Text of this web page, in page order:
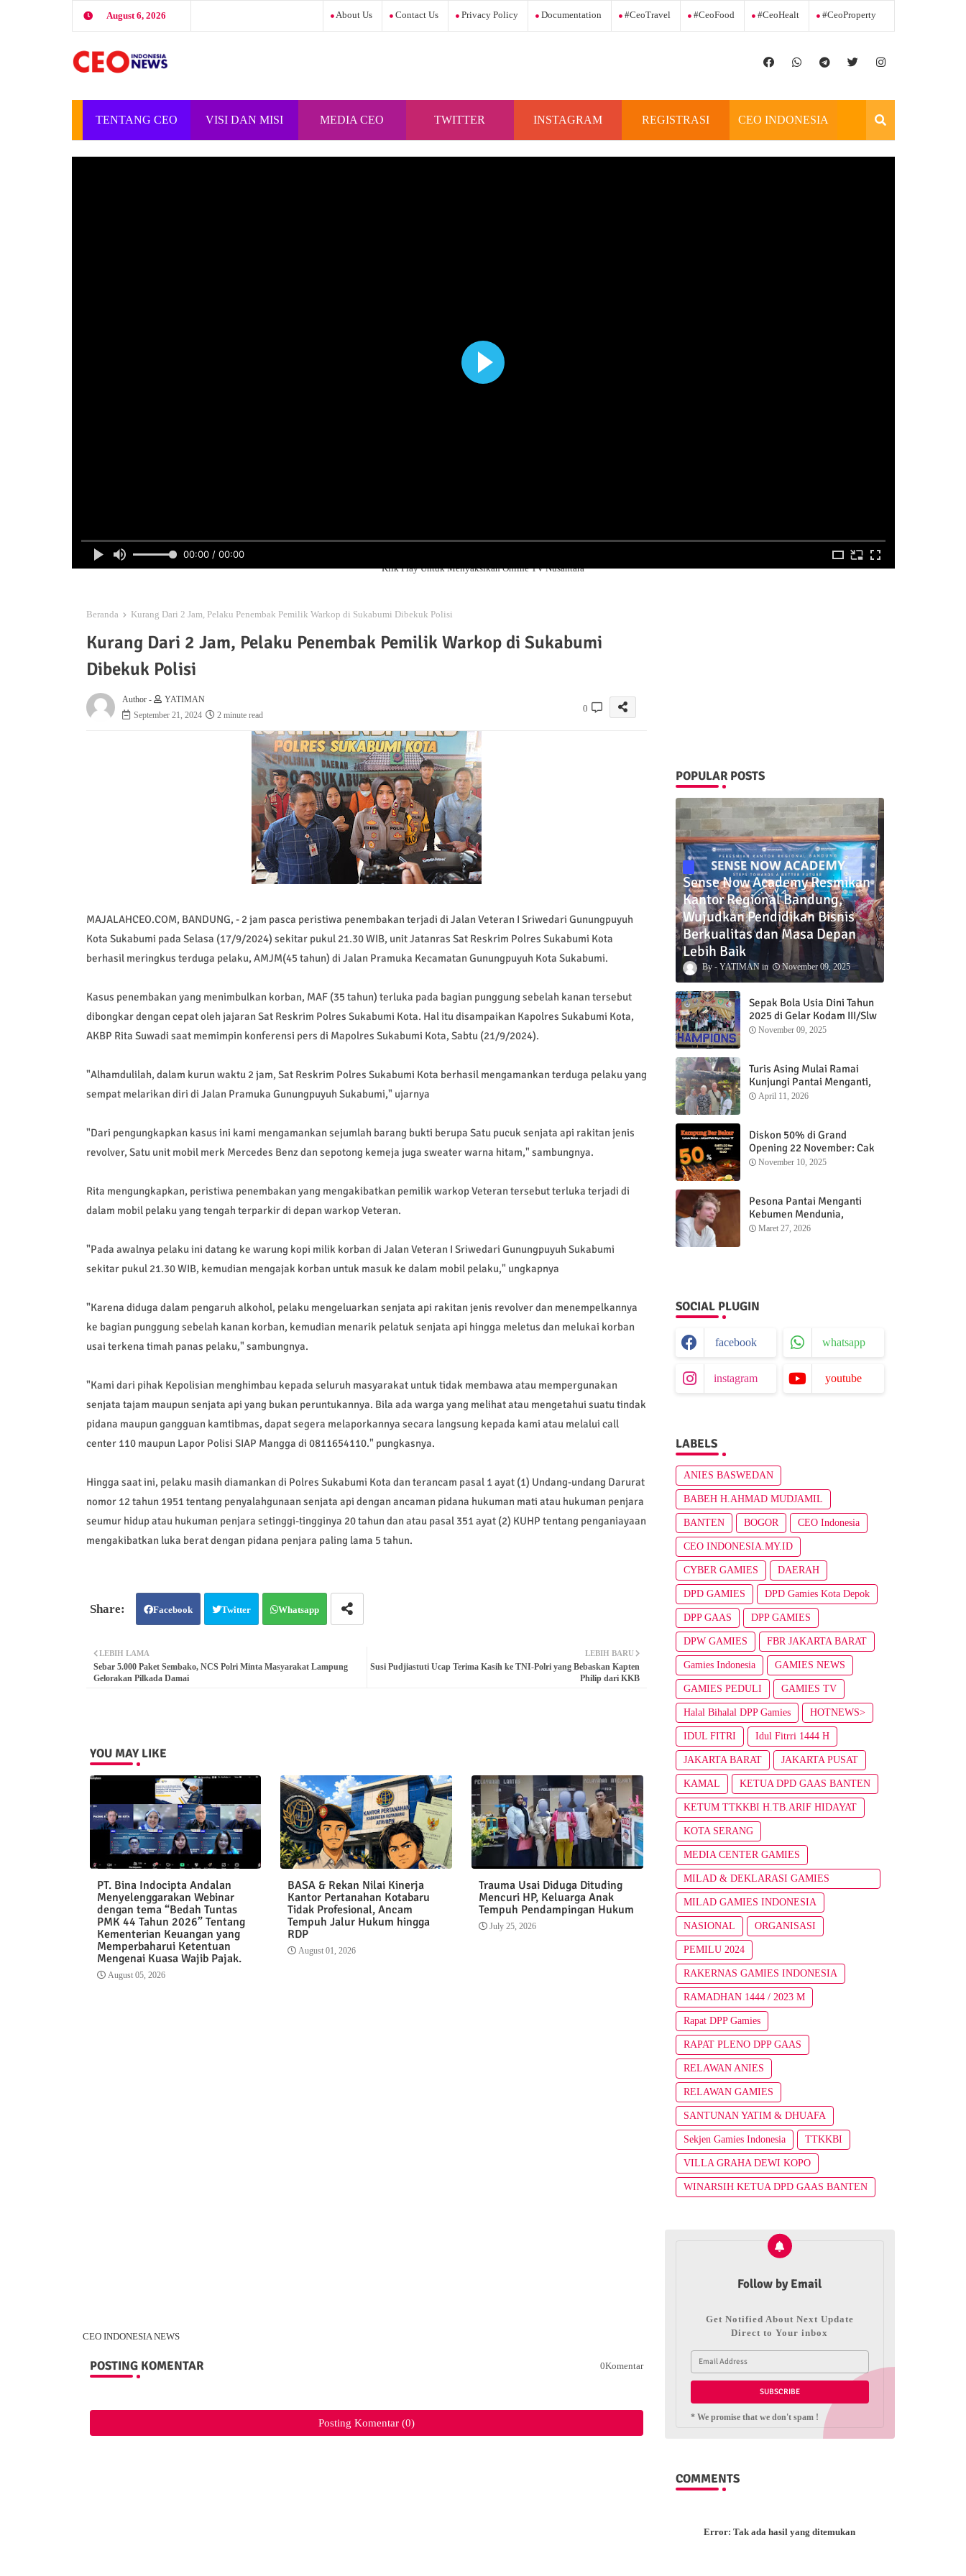
August 6, 2026 About Us Contact Us Privacy Policy Documentation #ceoTravel #ceoFood #ceoHealt #ceoProperty
TENTANG CEO
INDONESIA
VISI DAN MISI
CEO INDONESIA
MEDIA CEO
INDONESIA
TWITTER INSTAGRAM REGISTRASI CEO INDONESIA
OFFICIAL
00:00 / 00:00
Klik Play Untuk Menyaksikan Online TV Nusantara
Beranda Kurang Dari 2 Jam, Pelaku Penembak Pemilik Warkop di Sukabumi Dibekuk Polisi
Kurang Dari 2 Jam, Pelaku Penembak Pemilik Warkop di Sukabumi
Dibekuk Polisi
Author -
YATIMAN
September 21, 2024
2 minute read
0
MAJALAHCEO.COM, BANDUNG, - 2 jam pasca peristiwa penembakan terjadi di Jalan Veteran I Sriwedari Gunungpuyuh
Kota Sukabumi pada Selasa (17/9/2024) sekitar pukul 21.30 WIB, unit Jatanras Sat Reskrim Polres Sukabumi Kota
berhasil meringkus terduga pelaku, AMJM(45 tahun) di Jalan Pramuka Kecamatan Gunungpuyuh Kota Sukabumi.
Kasus penembakan yang menimbulkan korban, MAF (35 tahun) terluka pada bagian punggung sebelah kanan tersebut
dibongkar dengan cepat oleh jajaran Sat Reskrim Polres Sukabumi Kota. Hal itu disampaikan Kapolres Sukabumi Kota,
AKBP Rita Suwadi saat memimpin konferensi pers di Mapolres Sukabumi Kota, Sabtu (21/9/2024).
"Alhamdulilah, dalam kurun waktu 2 jam, Sat Reskrim Polres Sukabumi Kota berhasil mengamankan terduga pelaku yang
sempat melarikan diri di Jalan Pramuka Gunungpuyuh Sukabumi," ujarnya
"Dari pengungkapkan kasus ini kami mengamankan sejumlah barang bukti berupa Satu pucuk senjata api rakitan jenis
revolver, Satu unit mobil merk Mercedes Benz dan sepotong kemeja juga sweater warna hitam," sambungnya.
Rita mengungkapkan, peristiwa penembakan yang mengakibatkan pemilik warkop Veteran tersebut terluka terjadi di
dalam mobil pelaku yang tengah terparkir di depan warkop Veteran.
"Pada awalnya pelaku ini datang ke warung kopi milik korban di Jalan Veteran I Sriwedari Gunungpuyuh Sukabumi
sekitar pukul 21.30 WIB, kemudian mengajak korban untuk masuk ke dalam mobil pelaku," ungkapnya
"Karena diduga dalam pengaruh alkohol, pelaku mengeluarkan senjata api rakitan jenis revolver dan menempelkannya
ke bagian punggung sebelah kanan korban, kemudian menarik pelatuk senjata api hingga meletus dan melukai korban
usai terkena timah panas pelaku," sambungnya.
"Kami dari pihak Kepolisian menghimbau kepada seluruh masyarakat untuk tidak membawa atau mempergunakan
senjata tajam maupun senjata api yang bukan peruntukannya. Bila ada warga yang melihat atau mengetahui suatu tindak
pidana maupun gangguan kamtibmas, dapat segera melaporkannya secara langsung kepada kami atau melalui call
center 110 maupun Lapor Polisi SIAP Mangga di 0811654110." pungkasnya.
Hingga saat ini, pelaku masih diamankan di Polres Sukabumi Kota dan terancam pasal 1 ayat (1) Undang-undang Darurat
nomor 12 tahun 1951 tentang penyalahgunaan senjata api dengan ancaman pidana hukuman mati atau hukuman penjara
seumur hidup atau hukuman penjara setinggi-tingginya 20 tahun dan atau pasal 351 ayat (2) KUHP tentang penganiayaan
mengakibatkan luka berat dengan pidana penjara paling lama 5 tahun.
Facebook Twitter Whatsapp
LEBIH BARU
Susi Pudjiastuti Ucap Terima Kasih ke TNI-Polri yang Bebaskan Kapten
Philip dari KKB
LEBIH LAMA
Sebar 5.000 Paket Sembako, NCS Polri Minta Masyarakat Lampung
Gelorakan Pilkada Damai
YOU MAY LIKE
PT. Bina Indocipta Andalan
Menyelenggarakan Webinar
dengan tema “Bedah Tuntas
PMK 44 Tahun 2026” Tentang
Kementerian Keuangan yang
Memperbaharui Ketentuan
Mengenai Kuasa Wajib Pajak.
August 05, 2026
BASA & Rekan Nilai Kinerja
Kantor Pertanahan Kotabaru
Tidak Profesional, Ancam
Tempuh Jalur Hukum hingga
RDP
August 01, 2026
Trauma Usai Diduga Dituding
Mencuri HP, Keluarga Anak
Tempuh Pendampingan Hukum
July 25, 2026
CEO INDONESIA NEWS
POSTING KOMENTAR 0Komentar
Posting Komentar (0)
POPULAR POSTS
Sense Now Academy Resmikan
Kantor Regional Bandung,
Wujudkan Pendidikan Bisnis
Berkualitas dan Masa Depan
Lebih Baik
YATIMAN November 09, 2025
Sepak Bola Usia Dini Tahun
2025 di Gelar Kodam III/Slw
November 09, 2025
Turis Asing Mulai Ramai
Kunjungi Pantai Menganti,
Nikmati Sunrise dan Sunset
April 11, 2026
Diskon 50% di Grand
Opening 22 November: Cak
Ofi Hadirkan Balungan Bakar
November 10, 2025
Pesona Pantai Menganti
Kebumen Mendunia,
Wisatawan Mancanegara
Maret 27, 2026
SOCIAL PLUGIN
facebook whatsapp
instagram youtube
LABELS
ANIES BASWEDAN
BABEH H.AHMAD MUDJAMIL
BANTEN BOGOR CEO Indonesia
CEO INDONESIA.MY.ID
CYBER GAMIES DAERAH
DPD GAMIES DPD Gamies Kota Depok
DPP GAAS DPP GAMIES
DPW GAMIES FBR JAKARTA BARAT
Gamies Indonesia GAMIES NEWS
GAMIES PEDULI GAMIES TV
Halal Bihalal DPP Gamies HOTNEWS>
IDUL FITRI Idul Fitrri 1444 H
JAKARTA BARAT JAKARTA PUSAT
KAMAL KETUA DPD GAAS BANTEN
KETUM TTKKBI H.TB.ARIF HIDAYAT
KOTA SERANG
MEDIA CENTER GAMIES
MILAD & DEKLARASI GAMIES
INDONESIA
MILAD GAMIES INDONESIA
NASIONAL ORGANISASI
PEMILU 2024
RAKERNAS GAMIES INDONESIA
RAMADHAN 1444 / 2023 M
Rapat DPP Gamies
RAPAT PLENO DPP GAAS
RELAWAN ANIES
RELAWAN GAMIES
SANTUNAN YATIM & DHUAFA
Sekjen Gamies Indonesia TTKKBI
VILLA GRAHA DEWI KOPO
WINARSIH KETUA DPD GAAS BANTEN
Follow by Email
Get Notified About Next Update
Direct to Your inbox
* We promise that we don't spam !
COMMENTS
Error: Tak ada hasil yang ditemukan